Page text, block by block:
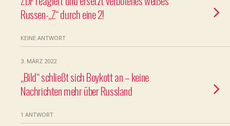
Russen-„Z“ durch eine 2!
KEINE ANTWORT
3. MÄRZ 2022
„Bild“ schließt sich Boykott an – keine
Nachrichten mehr über Russland
1 ANTWORT